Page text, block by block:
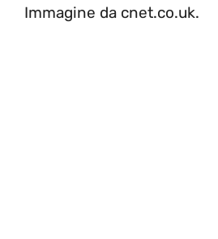
Immagine da cnet.co.uk.